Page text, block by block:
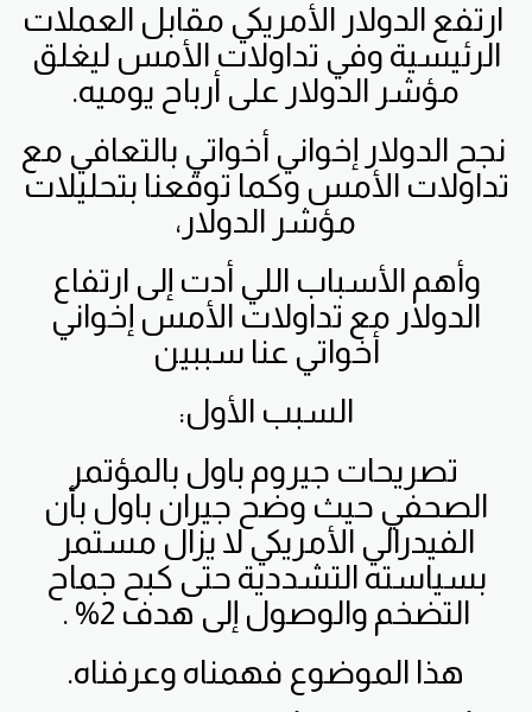
ارتفع الدولار الأمريكي مقابل العملات
الرئيسية وفي تداولات الأمس ليغلق
مؤشر الدولار على أرباح يوميه.
نجح الدولار إخواني أخواتي بالتعافي مع
تداولات الأمس وكما توقعنا بتحليلات
مؤشر الدولار،
وأهم الأسباب اللي أدت إلى ارتفاع
الدولار مع تداولات الأمس إخواني
أخواتي عنا سببين
السبب الأول:
تصريحات جيروم باول بالمؤتمر
الصحفي حيث وضح جيران باول بأن
الفيدرالي الأمريكي لا يزال مستمر
بسياسته التشددية حتى كبح جماح
التضخم والوصول إلى هدف 2% .
هذا الموضوع فهمناه وعرفناه.